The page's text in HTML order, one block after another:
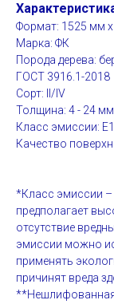
Формат: 1525 мм
Марка: ФК
Порода дерева:
ГОСТ 3916.1-2018
Сорт: II/IV
Толщина: 4 - 24 мм
Класс эмиссии:
Качество
*Класс эмиссии –
предполагает
отсутствие
эмиссии можно
применять
причинят вреда
**Нешлифованная